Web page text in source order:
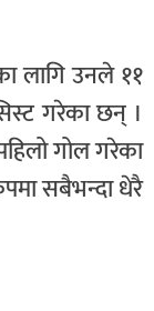
लागि उनले ११
गरेका छन् ।
गोल गरेका
सबैभन्दा धेरै